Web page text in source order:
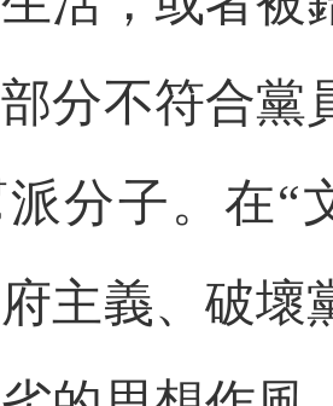
分不符合
分子。在“
主義、破壞